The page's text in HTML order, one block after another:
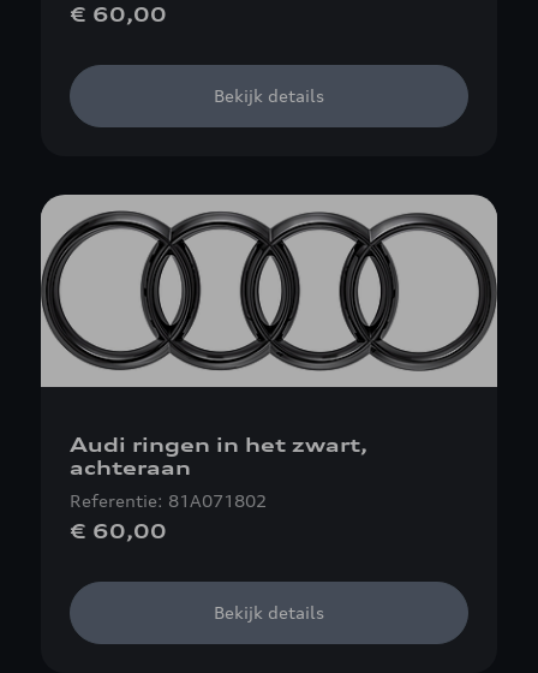
€ 60,00
Bekijk details
Audi ringen in het zwart,
achteraan
Referentie: 81A071802
€ 60,00
Bekijk details